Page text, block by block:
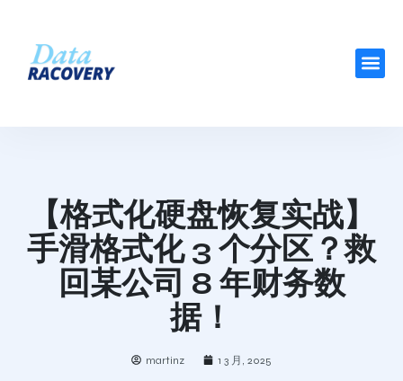
【格式化硬盘恢复实战】
手滑格式化 3 个分区？救
回某公司 8 年财务数
据！
martinz 1 3 月, 2025